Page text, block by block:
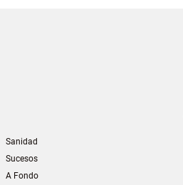
Sanidad
Sucesos
A Fondo